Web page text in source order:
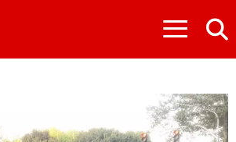
≡